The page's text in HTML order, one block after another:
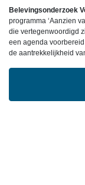
Belevingsonderzoek
programma ‘Aanzien
die vertegenwoordigd
een agenda
de aantrekkelijkheid